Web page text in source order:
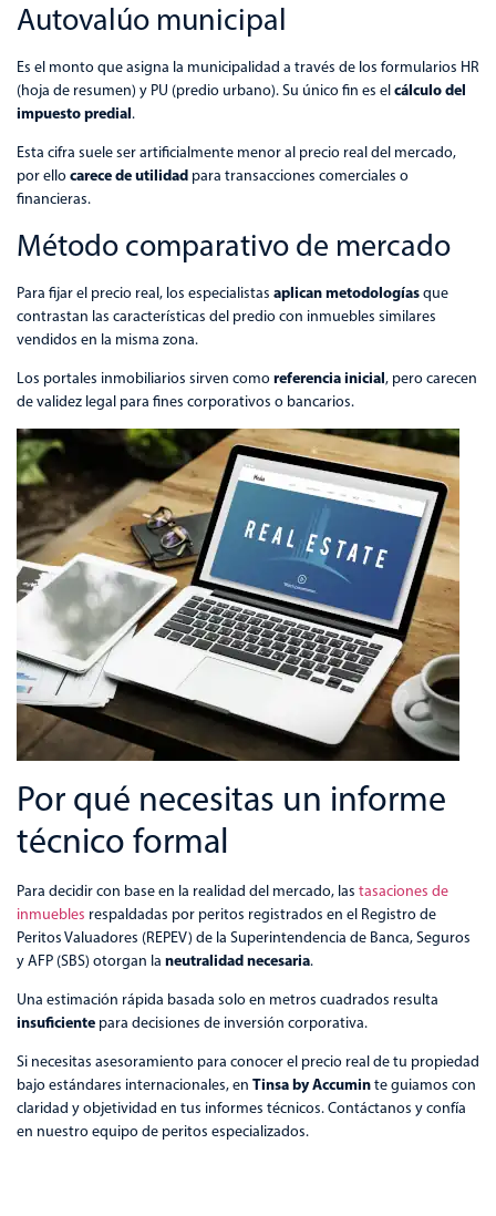
Autovalúo municipal
Es el monto que asigna la municipalidad a través de los formularios HR
(hoja de resumen) y PU (predio urbano). Su único fin es elcálculo del
impuesto predial.
Esta cifra suele ser artificialmente menor al precio real del mercado,
por ellocarece de utilidad para transacciones comerciales o
financieras.
Método comparativo de mercado
Para fijar el precio real, los especialistas aplican metodologíasque
contrastan las características del predio con inmuebles similares
vendidos en la misma zona.
Los portales inmobiliarios sirven comoreferencia inicial, pero carecen
de validez legal para fines corporativos o bancarios.
Por qué necesitas un informe
técnico formal
Para decidir con base en la realidad del mercado, las tasaciones de
inmuebles respaldadas por peritos registrados en el Registro de
Peritos Valuadores (REPEV) de la Superintendencia de Banca, Seguros
y AFP (SBS) otorgan la neutralidad necesaria.
Una estimación rápida basada solo en metros cuadrados resulta
insuficiente para decisiones de inversión corporativa.
Si necesitas asesoramiento para conocer el precio real de tu propiedad
bajo estándares internacionales, en Tinsa by Accuminte guiamos con
claridad y objetividad en tus informes técnicos. Contáctanos y confía
en nuestro equipo de peritos especializados.